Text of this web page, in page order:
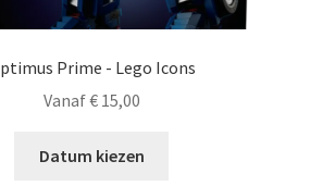
Prime - Lego Icons
Vanaf€15,00
Datum kiezen